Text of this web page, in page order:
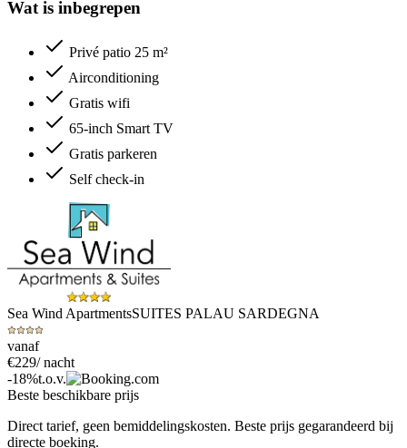
Wat is inbegrepen
Privé patio 25 m²
Airconditioning
Gratis wifi
65-inch Smart TV
Gratis parkeren
Self check-in
Sea Wind ApartmentsSUITES PALAU SARDEGNA
vanaf
€229/ nacht
-18%t.o.v.
Beste beschikbare prijs
Direct tarief, geen bemiddelingskosten. Beste prijs gegarandeerd bij
directe boeking.